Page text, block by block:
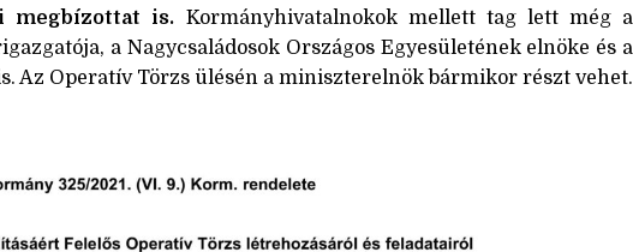
megbízottat is. Kormányhivatalnokok mellett tag lett még a
a Nagycsaládosok Országos Egyesületének elnöke és a
Az Operatív Törzs ülésén a miniszterelnök bármikor részt vehet.